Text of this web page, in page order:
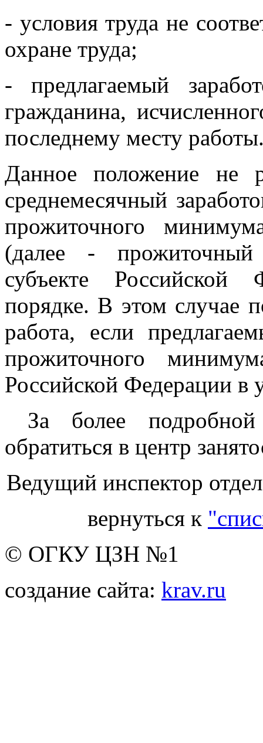
- условия труда не
охране труда;
- предлагаемый
гражданина,
последнему месту
Данное положение не
среднемесячный
прожиточного
(далее -
субъекте Российской
порядке. В этом случае
работа, если
прожиточного
Российской Федерации в
За более
обратиться в центр
Ведущий инспектор
вернуться к
© ОГКУ ЦЗН №1
создание сайта: krav.ru